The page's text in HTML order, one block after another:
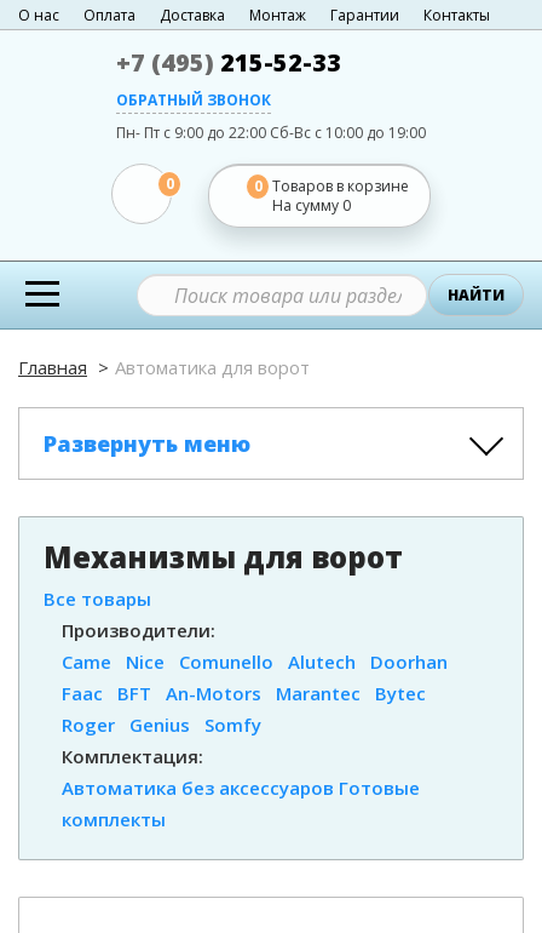
О нас Оплата Доставка Монтаж Гарантии Контакты
+7 (495) 215-52-33
ОБРАТНЫЙ ЗВОНОК
Пн- Пт с 9:00 до 22:00 Сб-Вс с 10:00 до 19:00
0 0 Товаров в корзине
На сумму 0
НАЙТИ
Главная Автоматика для ворот
Развернуть меню
Механизмы для ворот
Все товары
Производители:
Came
Nice Comunello Alutech
Doorhan
Faac
BFT An-Motors Marantec
Bytec
Roger
Genius
Somfy
Комплектация:
Автоматика без аксессуаров Готовые
комплекты